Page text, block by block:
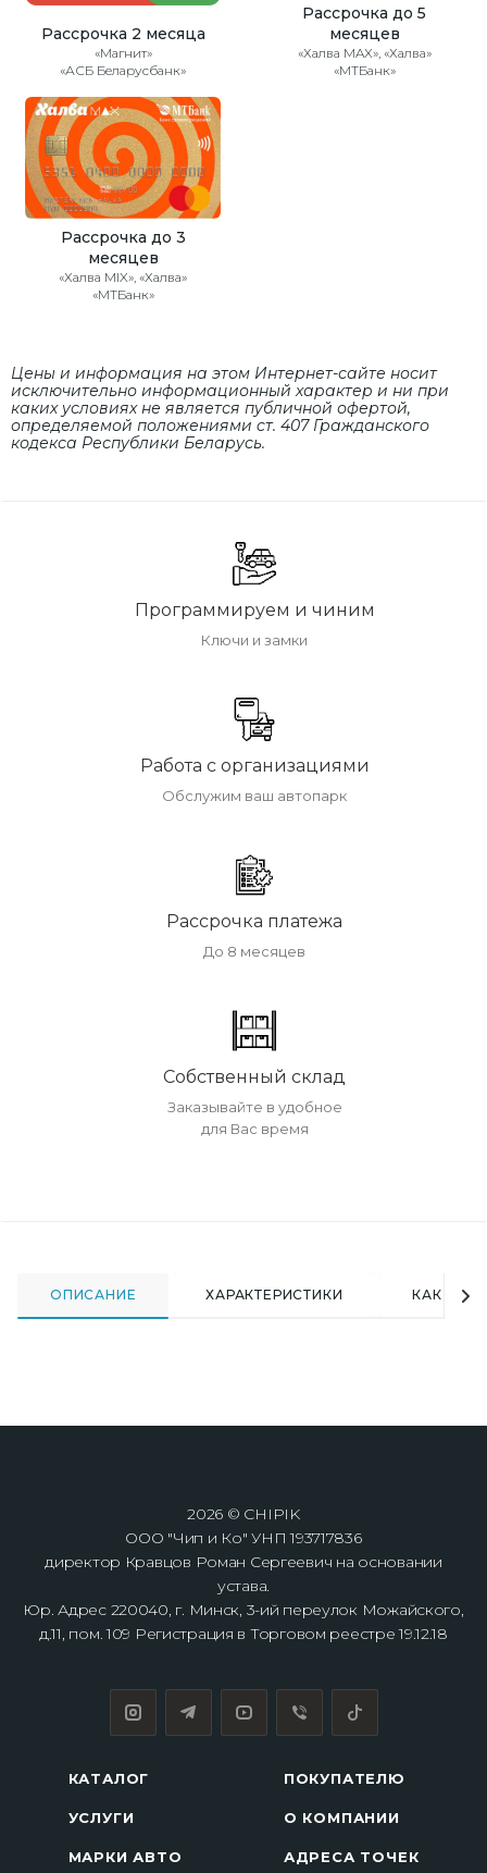
Рассрочка 2 месяца
«Магнит»
«АСБ Беларусбанк»
Рассрочка до 5
месяцев
«Халва MAX», «Халва»
«МТБанк»
Рассрочка до 3
месяцев
«Халва MIX», «Халва»
«МТБанк»
Цены и информация на этом Интернет-сайте носит
исключительно информационный характер и ни при
каких условиях не является публичной офертой,
определяемой положениями cт. 407 Гражданского
кодекса Республики Беларусь.
Программируем и чиним
Ключи и замки
Работа с организациями
Обслужим ваш автопарк
Рассрочка платежа
До 8 месяцев
Собственный склад
Заказывайте в удобное
для Вас время
ОПИСАНИЕ ХАРАКТЕРИСТИКИ КАК
2026 © CHIPIK
ООО "Чип и Ко" УНП 193717836
директор Кравцов Роман Сергеевич на основании
устава.
Юр. Адрес 220040, г. Минск, 3-ий переулок Можайского,
д.11, пом. 109 Регистрация в Торговом реестре 19.12.18
КАТАЛОГ
УСЛУГИ
МАРКИ АВТО
ПОКУПАТЕЛЮ
О КОМПАНИИ
АДРЕСА ТОЧЕК